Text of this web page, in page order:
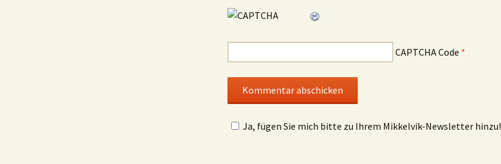
CAPTCHA Code *
Ja, fügen Sie mich bitte zu Ihrem Mikkelvik-Newsletter hinzu!